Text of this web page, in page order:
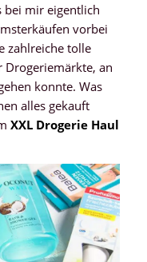
bei mir eigentlich
vorbei
zahlreiche tolle
Drogeriemärkte, an
konnte. Was
alles gekauft
XXL Drogerie Haul